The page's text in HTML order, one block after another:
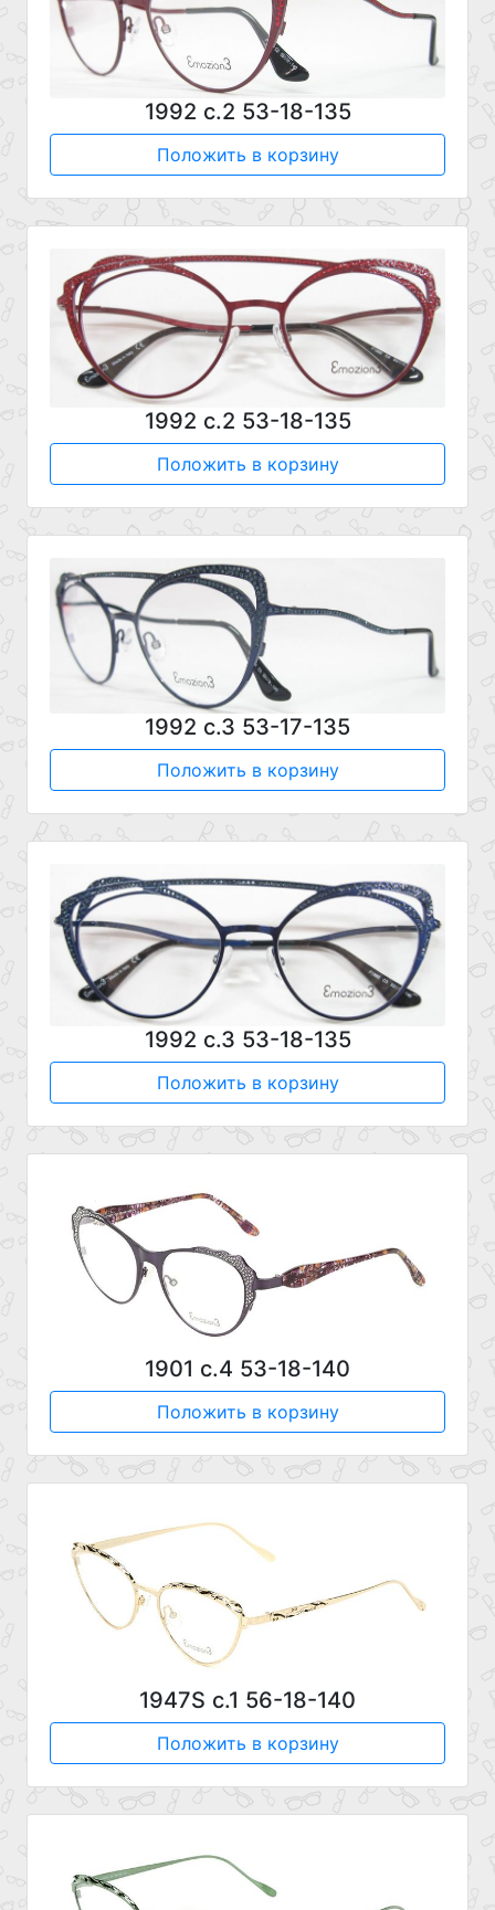
1992 с.2 53-18-135
Положить в корзину
1992 с.2 53-18-135
Положить в корзину
1992 с.3 53-17-135
Положить в корзину
1992 с.3 53-18-135
Положить в корзину
1901 с.4 53-18-140
Положить в корзину
1947S c.1 56-18-140
Положить в корзину